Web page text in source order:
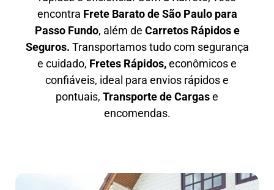
encontra Frete Baratode São Paulo para
Passo Fundo, além de Carretos Rápidos e
Seguros. Transportamos tudo com segurança
e cuidado, Fretes Rápidos,econômicos e
confiáveis, ideal para envios rápidos e
pontuais, Transporte de Cargase
encomendas.